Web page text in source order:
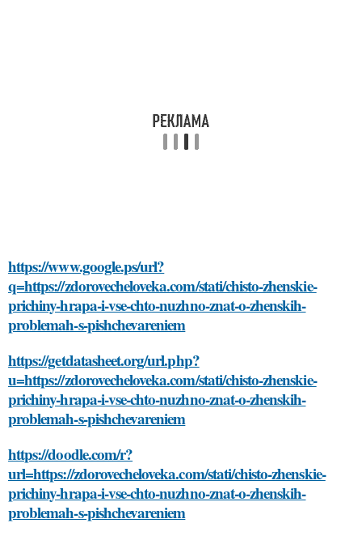
https://www.google.ps/url?
q=https://zdorovecheloveka.com/stati/chisto-zhenskie-
prichiny-hrapa-i-vse-chto-nuzhno-znat-o-zhenskih-
problemah-s-pishchevareniem
https://getdatasheet.org/url.php?
u=https://zdorovecheloveka.com/stati/chisto-zhenskie-
prichiny-hrapa-i-vse-chto-nuzhno-znat-o-zhenskih-
problemah-s-pishchevareniem
https://doodle.com/r?
url=https://zdorovecheloveka.com/stati/chisto-zhenskie-
prichiny-hrapa-i-vse-chto-nuzhno-znat-o-zhenskih-
problemah-s-pishchevareniem